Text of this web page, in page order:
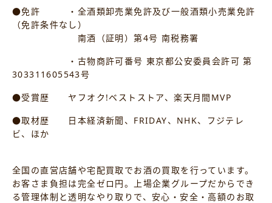
●免許 ・全酒類卸売業免許及び一般酒類小売業免許
（免許条件なし）
南酒（証明）第4号 南税務署
・古物商許可番号 東京都公安委員会許可 第
303311605543号
●受賞歴 ヤフオク!ベストストア、楽天月間MVP
●取材歴 日本経済新聞、FRIDAY、NHK、フジテレ
ビ、ほか
全国の直営店舗や宅配買取でお酒の買取を行っています。
お客さま負担は完全ゼロ円。上場企業グループだからでき
る管理体制と透明なやり取りで、安心・安全・高額のお取